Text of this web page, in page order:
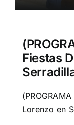
Fiestas
Lorenzo en